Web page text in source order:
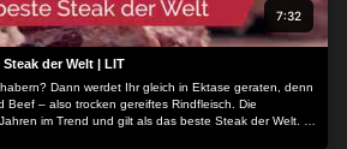
7:32
der Welt | LIT
Dann werdet Ihr gleich in Ektase geraten, denn
Beef – also trocken gereiftes Rindfleisch. Die
im Trend und gilt als das beste Steak der Welt. In